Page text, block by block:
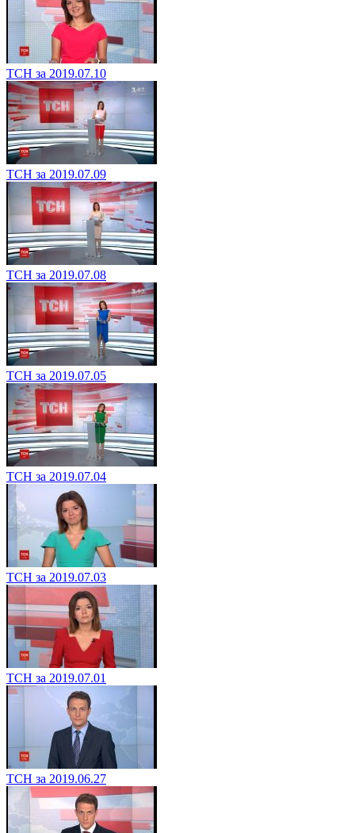
ТСН за 2019.07.10
ТСН за 2019.07.09
ТСН за 2019.07.08
ТСН за 2019.07.05
ТСН за 2019.07.04
ТСН за 2019.07.03
ТСН за 2019.07.01
ТСН за 2019.06.27